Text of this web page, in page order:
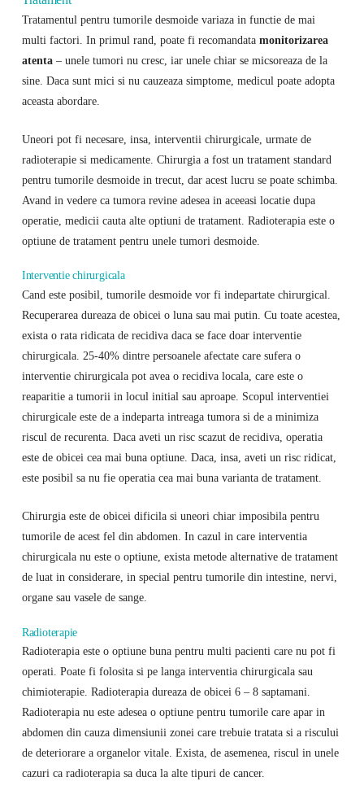
Tratamentul pentru tumorile desmoide variaza in functie de mai
multi factori. In primul rand, poate fi recomandata monitorizarea
atenta– unele tumori nu cresc, iar unele chiar se micsoreaza de la
sine. Daca sunt mici si nu cauzeaza simptome, medicul poate adopta
aceasta abordare.
Uneori pot fi necesare, insa, interventii chirurgicale, urmate de
radioterapie si medicamente. Chirurgia a fost un tratament standard
pentru tumorile desmoide in trecut, dar acest lucru se poate schimba.
Avand in vedere ca tumora revine adesea in aceeasi locatie dupa
operatie, medicii cauta alte optiuni de tratament. Radioterapia este o
optiune de tratament pentru unele tumori desmoide.
Interventie chirurgicala
Cand este posibil, tumorile desmoide vor fi indepartate chirurgical.
Recuperarea dureaza de obicei o luna sau mai putin. Cu toate acestea,
exista o rata ridicata de recidiva daca se face doar interventie
chirurgicala. 25-40% dintre persoanele afectate care sufera o
interventie chirurgicala pot avea o recidiva locala, care este o
reaparitie a tumorii in locul initial sau aproape. Scopul interventiei
chirurgicale este de a indeparta intreaga tumora si de a minimiza
riscul de recurenta. Daca aveti un risc scazut de recidiva, operatia
este de obicei cea mai buna optiune. Daca, insa, aveti un risc ridicat,
este posibil sa nu fie operatia cea mai buna varianta de tratament.
Chirurgia este de obicei dificila si uneori chiar imposibila pentru
tumorile de acest fel din abdomen. In cazul in care interventia
chirurgicala nu este o optiune, exista metode alternative de tratament
de luat in considerare, in special pentru tumorile din intestine, nervi,
organe sau vasele de sange.
Radioterapie
Radioterapia este o optiune buna pentru multi pacienti care nu pot fi
operati. Poate fi folosita si pe langa interventia chirurgicala sau
chimioterapie. Radioterapia dureaza de obicei 6 – 8 saptamani.
Radioterapia nu este adesea o optiune pentru tumorile care apar in
abdomen din cauza dimensiunii zonei care trebuie tratata si a riscului
de deteriorare a organelor vitale. Exista, de asemenea, riscul in unele
cazuri ca radioterapia sa duca la alte tipuri de cancer.